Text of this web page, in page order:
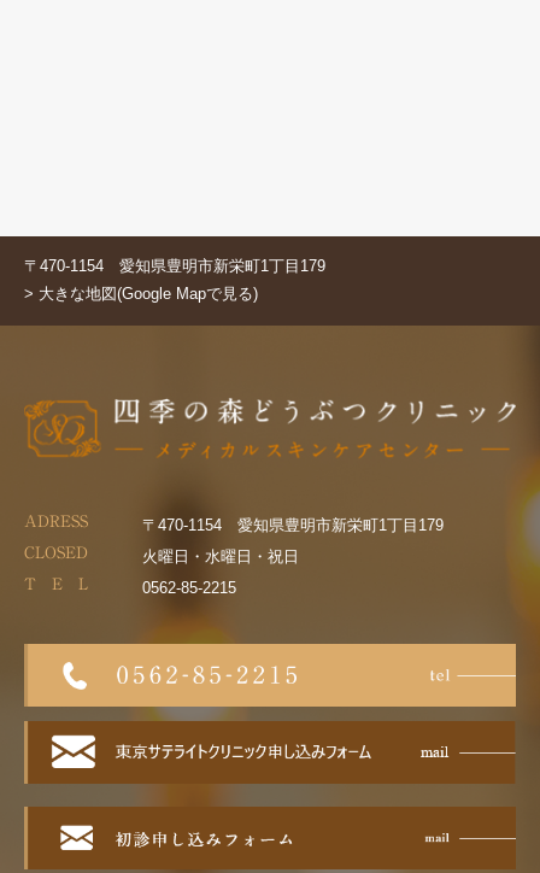
〒470-1154 愛知県豊明市新栄町1丁目179
> 大きな地図(Google Mapで見る)
ADRESS 〒470-1154 愛知県豊明市新栄町1丁目179
CLOSED 火曜日・水曜日・祝日
T E L 0562-85-2215